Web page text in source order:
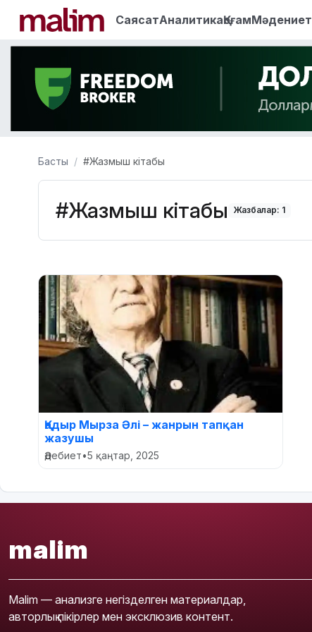
СаясатАналитикаҚоғамМәдениет
Басты #Жазмыш кітабы
#Жазмыш кітабы Жазбалар: 1
Қадыр Мырза Әлі – жанрын тапқан
жазушы
Әдебиет•5 қаңтар, 2025
malim
Malim — анализге негізделген материалдар,
авторлық пікірлер мен эксклюзив контент.